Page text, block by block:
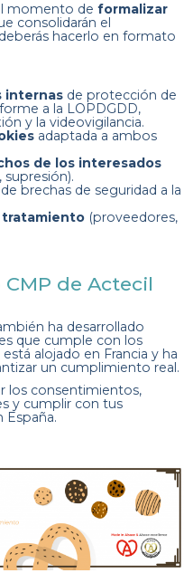
momento de formalizar
consolidarán el
hacerlo en formato
internas de protección de
a la LOPDGDD,
y la videovigilancia.
adaptada a ambos
de los interesados
brechas de seguridad a la
tratamiento (proveedores,
de Actecil
ha desarrollado
que cumple con los
alojado en Francia y ha
un cumplimiento real.
los consentimientos,
y cumplir con tus
España.